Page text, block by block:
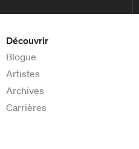
Découvrir
Blogue
Artistes
Archives
Carrières